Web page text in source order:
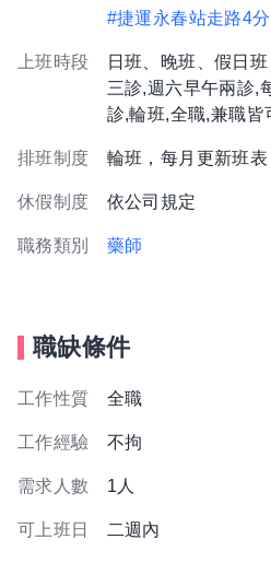
#捷運永春站走路4
上班時段
日班、晚班、假日
三診,週六早午兩診,
診,輪班,全職,兼職皆
排班制度 輪班，每月更新班表
休假制度 依公司規定
職務類別 藥師
職缺條件
工作性質 全職
工作經驗 不拘
需求人數 1人
可上班日 二週內